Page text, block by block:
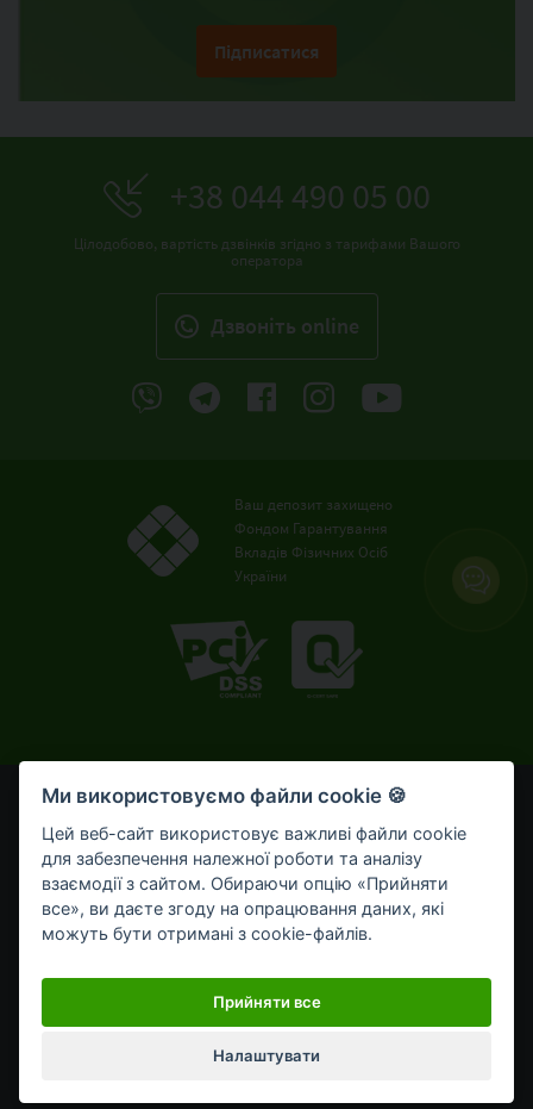
Підписатися
+38 044 490 05 00
Цілодобово, вартість дзвінків згідно з тарифами Вашого
оператора
Дзвонiть online
Ваш депозит захищено
Фондом Гарантування
Вкладів Фізичних Осіб
України
© OTP Bank, 2008-2026. Усі права захищені.
Ліцензія НБУ № 191 від 05.10.2011 р.
Внесено до Державного реєстру банків №273
від 02.03.1998 р.
Умови використання
Bикористання cookie-файлів
Мобільний застосунок OTP Bank UA для приватних клієнтів
Ми використовуємо файли cookie 🍪
Цей веб-сайт використовує важливі файли cookie
для забезпечення належної роботи та аналізу
взаємодії з сайтом. Обираючи опцію «Прийняти
все», ви даєте згоду на опрацювання даних, які
можуть бути отримані з cookie-файлів.
Прийняти все
Налаштувати